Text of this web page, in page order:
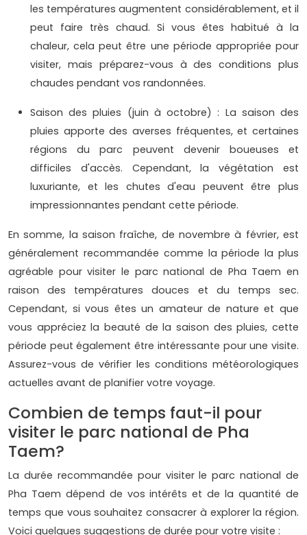
les températures augmentent considérablement, et il
peut faire très chaud. Si vous êtes habitué à la
chaleur, cela peut être une période appropriée pour
visiter, mais préparez-vous à des conditions plus
chaudes pendant vos randonnées.
Saison des pluies (juin à octobre) : La saison des
pluies apporte des averses fréquentes, et certaines
régions du parc peuvent devenir boueuses et
difficiles d'accès. Cependant, la végétation est
luxuriante, et les chutes d'eau peuvent être plus
impressionnantes pendant cette période.
En somme, la saison fraîche, de novembre à février, est
généralement recommandée comme la période la plus
agréable pour visiter le parc national de Pha Taem en
raison des températures douces et du temps sec.
Cependant, si vous êtes un amateur de nature et que
vous appréciez la beauté de la saison des pluies, cette
période peut également être intéressante pour une visite.
Assurez-vous de vérifier les conditions météorologiques
actuelles avant de planifier votre voyage.
Combien de temps faut-il pour
visiter le parc national de Pha
Taem?
La durée recommandée pour visiter le parc national de
Pha Taem dépend de vos intérêts et de la quantité de
temps que vous souhaitez consacrer à explorer la région.
Voici quelques suggestions de durée pour votre visite :